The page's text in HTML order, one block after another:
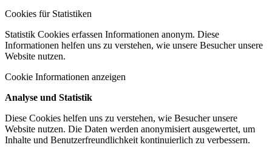
Cookies für Statistiken
Statistik Cookies erfassen Informationen anonym. Diese
Informationen helfen uns zu verstehen, wie unsere Besucher unsere
Website nutzen.
Cookie Informationen anzeigen
Analyse und Statistik
Diese Cookies helfen uns zu verstehen, wie Besucher unsere
Website nutzen. Die Daten werden anonymisiert ausgewertet, um
Inhalte und Benutzerfreundlichkeit kontinuierlich zu verbessern.